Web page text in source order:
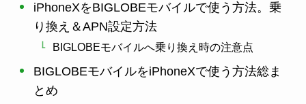
iPhoneXをBIGLOBEモバイルで使う方法。乗
り換え＆APN設定方法
BIGLOBEモバイルへ乗り換え時の注意点
BIGLOBEモバイルをiPhoneXで使う方法総ま
とめ